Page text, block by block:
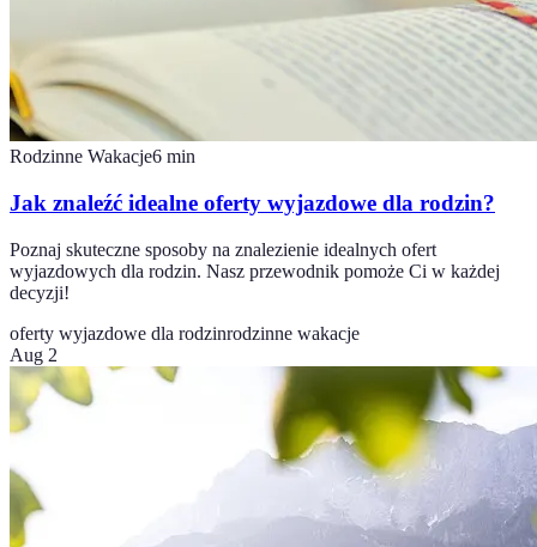
Rodzinne Wakacje6 min
Jak znaleźć idealne oferty wyjazdowe dla rodzin?
Poznaj skuteczne sposoby na znalezienie idealnych ofert
wyjazdowych dla rodzin. Nasz przewodnik pomoże Ci w każdej
decyzji!
oferty wyjazdowe dla rodzinrodzinne wakacje
Aug 2